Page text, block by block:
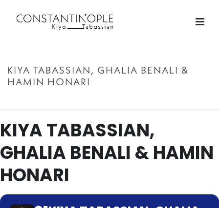
KIYA TABASSIAN, GHALIA BENALI &
HAMIN HONARI
KIYA TABASSIAN,
GHALIA BENALI & HAMIN
HONARI